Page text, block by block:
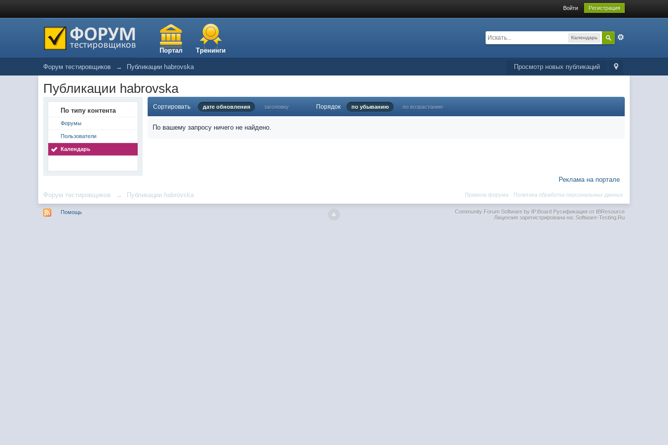
Войти Регистрация
Портал Тренинги
Календарь
Просмотр новых публикаций
Форум тестировщиков → Публикации habrovska
Публикации habrovska
По типу контента
Форумы
Пользователи
Календарь
Сортировать дате обновления заголовку Порядок по убыванию по возрастанию
По вашему запросу ничего не найдено.
Реклама на портале
Форум тестировщиков → Публикации habrovska Политика обработки персональных данных
Правила форума ·
Помощь Community Forum Software by IP.BoardРусификация от IBResource
Лицензия зарегистрирована на: Software-Testing.Ru